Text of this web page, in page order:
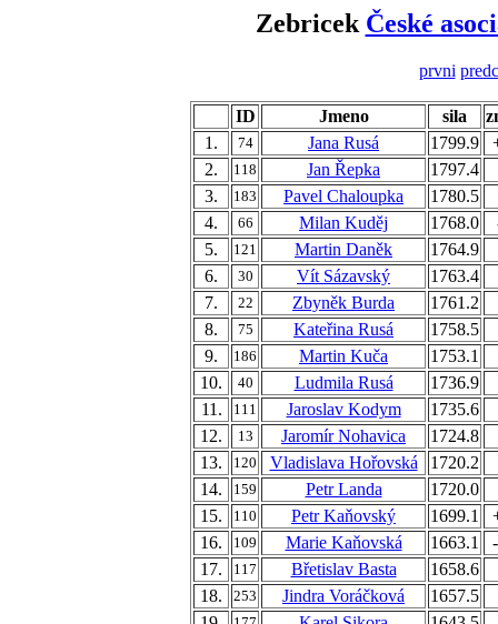
Zebricek České
prvni
ID Jmeno sila
1.
74 Jana Rusá 1799.9
2.
118 Jan Řepka
1797.4
3.
183 Pavel Chaloupka
1780.5
4.
66 Milan Kuděj 1768.0
5.
121 Martin Daněk
1764.9
6.
30 Vít Sázavský
1763.4
7.
22 Zbyněk Burda
1761.2
8.
75 Kateřina Rusá
1758.5
9.
186 Martin Kuča
1753.1
10.
40 Ludmila Rusá
1736.9
11.
111 Jaroslav Kodym
1735.6
12.
13 Jaromír Nohavica
1724.8
13.
120 Vladislava Hořovská
1720.2
14.
159 Petr Landa
1720.0
15.
110 Petr Kaňovský 1699.1
16.
109 Marie Kaňovská 1663.1
17.
117 Břetislav Basta
1658.6
18.
253 Jindra Voráčková
1657.5